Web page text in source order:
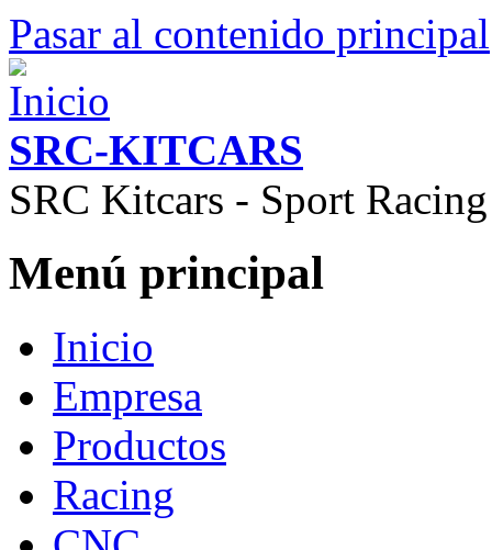
Pasar al contenido principal
SRC-KITCARS
SRC Kitcars - Sport
Menú principal
Inicio
Empresa
Productos
Racing